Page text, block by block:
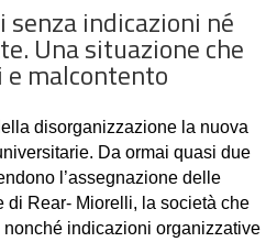
indicazioni né
Una situazione che
malcontento
disorganizzazione la nuova
Da ormai quasi due
l’assegnazione delle
di Rear- Miorelli, la società che
nonché indicazioni organizzative